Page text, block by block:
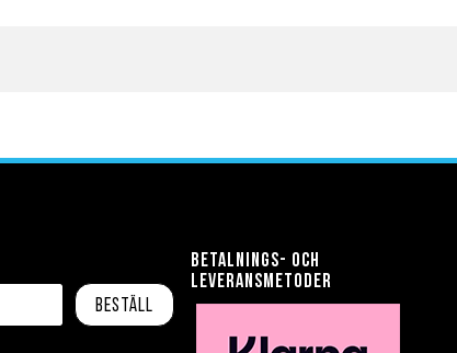
Beställ
Betalnings- och
leveransmetoder